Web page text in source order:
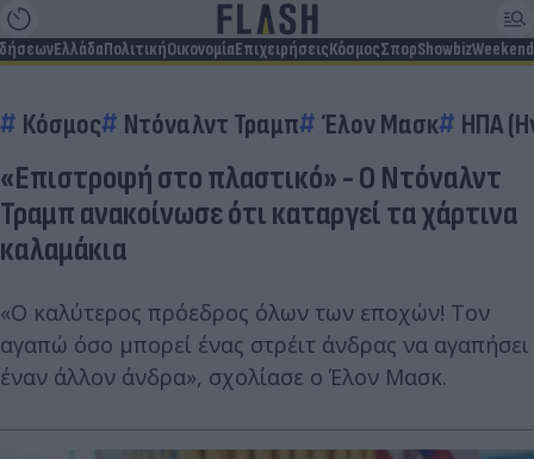
ΕλλάδαΠολιτικήΟικονομίαΕπιχειρήσειςΚόσμοςΣπορShowbizWeekend
Κόσμος Ντόναλντ Τραμπ Έλον Μασκ ΗΠΑ
«Επιστροφή στο πλαστικό» - Ο Ντόναλντ
Τραμπ ανακοίνωσε ότι καταργεί τα χάρτινα
καλαμάκια
«Ο καλύτερος πρόεδρος όλων των εποχών! Τον
αγαπώ όσο μπορεί ένας στρέιτ άνδρας να αγαπήσει
έναν άλλον άνδρα», σχολίασε ο Έλον Μασκ.